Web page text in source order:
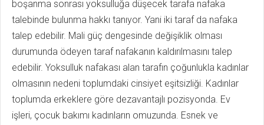
boşanma sonrası yok­sulluğa düşecek tarafa nafaka
talebinde bulunma hakkı tanıyor. Yani iki taraf da nafaka
talep edebilir. Mali güç dengesinde değişiklik olması
durumunda ödeyen taraf nafakanın kaldırılmasını talep
edebilir. Yoksulluk nafakası alan tarafın çoğunlukla kadınlar
olmasının nedeni toplumdaki cinsiyet eşitsizliği. Kadınlar
toplumda erkeklere göre dezavantajlı pozisyonda. Ev
işleri, çocuk bakımı kadınların omuzunda. Esnek ve